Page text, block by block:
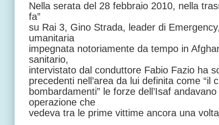
Nella serata del 28 febbraio 2010, nella
fa”
su Rai 3, Gino Strada, leader di
umanitaria
impegnata notoriamente da tempo in
sanitario,
intervistato dal conduttore Fabio Fazio ha
precedenti nell’area da lui definita come “il
bombardamenti” le forze dell’Isaf
operazione che
vedeva tra le prime vittime ancora una